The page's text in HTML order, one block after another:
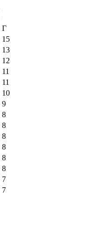
Г
15
13
12
11
11
10
9
8
8
8
8
8
8
7
7